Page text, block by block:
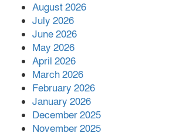
পাশে দাঁড়িয়ে শুনলেন সেবার
খাল পুনঃখননে
August 2026
July 2026
June 2026
May 2026
April 2026
March 2026
February 2026
January 2026
December 2025
November 2025